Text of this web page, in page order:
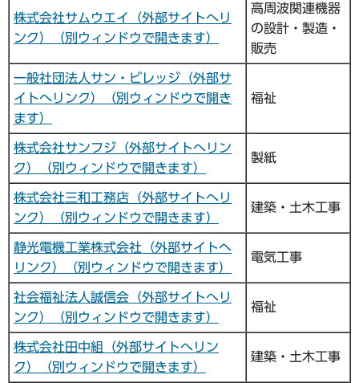
株式会社サムウエイ（外部サイトへリ
ンク）（別ウィンドウで開きます）
高周波関連機器
の設計・製造・
販売
一般社団法人サン・ビレッジ（外部サ
イトへリンク）（別ウィンドウで開き
ます）
福祉
株式会社サンフジ（外部サイトへリン
ク）（別ウィンドウで開きます）
製紙
株式会社三和工務店（外部サイトへリ
ンク）（別ウィンドウで開きます）
建築・土木工事
静光電機工業株式会社（外部サイトへ
リンク）（別ウィンドウで開きます）
電気工事
社会福祉法人誠信会（外部サイトへリ
ンク）（別ウィンドウで開きます）
福祉
株式会社田中組（外部サイトへリン
ク）（別ウィンドウで開きます）
建築・土木工事